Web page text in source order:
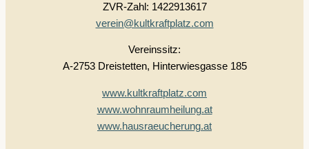
ZVR-Zahl: 1422913617
verein@kultkraftplatz.com
Vereinssitz:
A-2753 Dreistetten, Hinterwiesgasse 185
www.kultkraftplatz.com
www.wohnraumheilung.at
www.hausraeucherung.at